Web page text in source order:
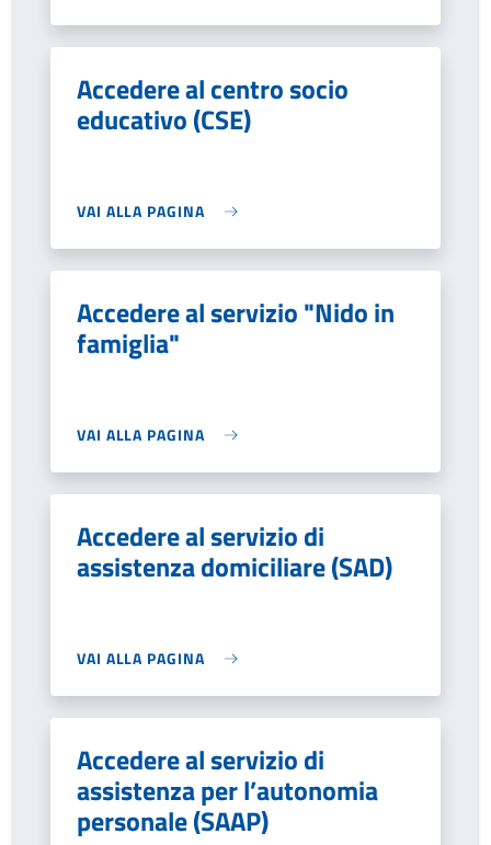
Accedere al centro socio
educativo (CSE)
VAI ALLA PAGINA
Accedere al servizio "Nido in
famiglia"
VAI ALLA PAGINA
Accedere al servizio di
assistenza domiciliare (SAD)
VAI ALLA PAGINA
Accedere al servizio di
assistenza per l’autonomia
personale (SAAP)